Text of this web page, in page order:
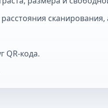
QR-кода.